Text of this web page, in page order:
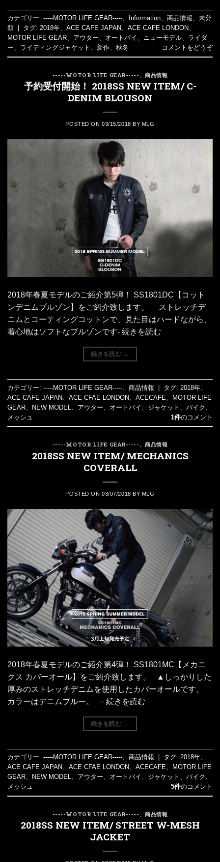
カテゴリー: -----MOTOR LIFE GEAR-----、 Information、 商品情報、 未分
類
タグ: 2018年、 ACE CAFE JAPAN、 ACE CAFE LONDON、
MOTOR LIFE GEAR、 アウター、 オートバイ 、 ニューモデル、 ライダ
ー、 ライディングジャケット 、 新作、 秋冬 コメントをどうぞ
-----MOTOR LIFE GEAR----- 、商品情報
予約受付開始！ 2018SS NEW ITEM/ C-
DENIM BLOUSON
POSTED ON03/15/2018 BY MLG
2018年春夏モデルのご紹介第5弾！ SS1801DC【コット
ンデニムブルゾン】をご紹介致します。 ストレッチデ
ニムとコーティングコットンで、見た目はハードながら、
着心地はソフトなブルゾンです- 続きを読む
続きを読む →
カテゴリー: -----MOTOR LIFE GEAR----- 商品情報 | タグ: 2018年
ACE CAFE JAPAN
ACE CFAE LONDON ACECAFE
MOTOR LIFE
GEAR
NEW MODEL アウター オートバイ ジャケット バイク
メッシュ
1件のコメント
-----MOTOR LIFE GEAR----- 、商品情報
2018SS NEW ITEM/ MECHANICS
COVERALL
POSTED ON03/07/2018 BY MLG
2018年春夏モデルのご紹介第4弾！ SS1801MC【メカニ
クス カバーオール】をご紹介致します。 ▲しっかりした
厚みのストレッチデニムを使用したカバーオールです。
カラーはデニムブルー。 – 続きを読む
続きを読む →
カテゴリー: -----MOTOR LIFE GEAR----- 商品情報 タグ: 2018年
ACE CAFE JAPAN
ACE CFAE LONDON ACECAFE
MOTOR LIFE
GEAR
NEW MODEL アウター オートバイ ジャケット バイク
メッシュ
5件のコメント
-----MOTOR LIFE GEAR----- 、商品情報
2018SS NEW ITEM/ STREET W-MESH
JACKET